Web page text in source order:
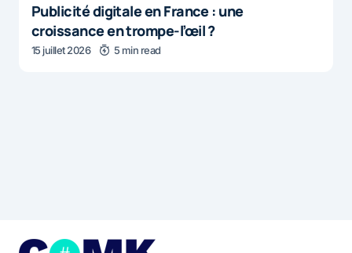
Publicité digitale en France : une
croissance en trompe-l’œil ?
15 juillet 2026 5 min read